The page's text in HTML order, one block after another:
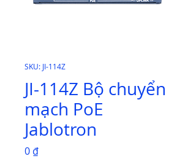
SKU: JI-114Z
JI-114Z Bộ chuyển
mạch PoE
Jablotron
0 ₫Giá